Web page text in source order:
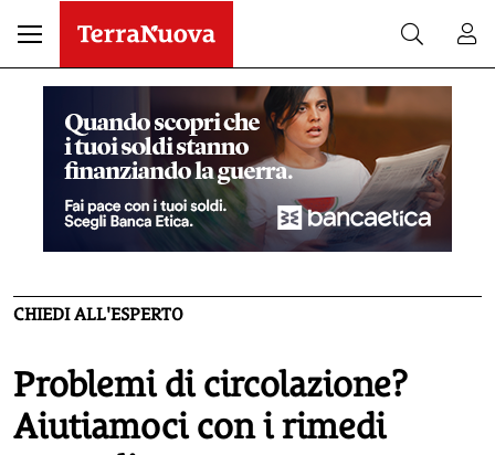
CHIEDI ALL'ESPERTO
Problemi di circolazione?
Aiutiamoci con i rimedi